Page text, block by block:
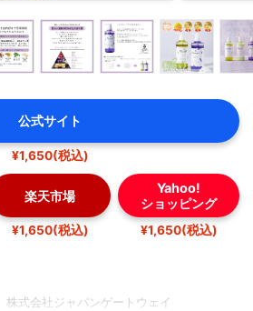
公式サイト
¥1,650(税込)
楽天市場
¥1,650(税込)
Yahoo!
ショッピング
¥1,650(税込)
株式会社ジャパンゲートウェイ